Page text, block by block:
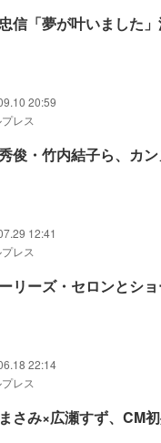
信「夢が叶いました
20:59
レス
俊・竹内結子ら、カ
12:41
レス
リーズ・セロンとシ
22:14
レス
さみ×広瀬すず、CM